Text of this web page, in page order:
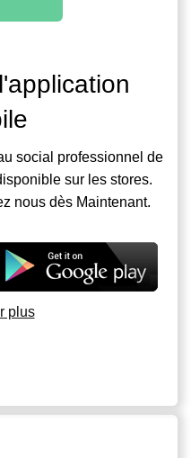
social professionnel de
sur les stores.
nous dès Maintenant.
plus